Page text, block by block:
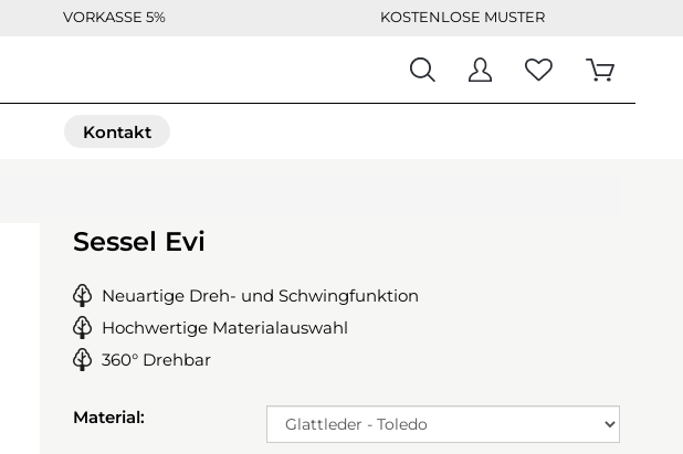
VORKASSE 5% KOSTENLOSE MUSTER
Kontakt
Sessel Evi
Neuartige Dreh- und Schwingfunktion
Hochwertige Materialauswahl
360° Drehbar
Material: